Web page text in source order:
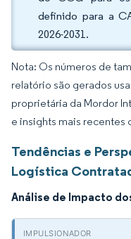
definido para a
2026-2031.
Nota: Os números de
relatório são gerados
proprietária da Mordor
e insights mais recentes
Tendências e
Logística
Análise de Impacto